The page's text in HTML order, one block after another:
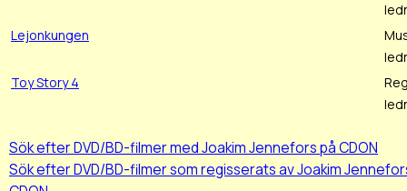
Lejonkungen
Toy Story 4
Sök efter DVD/BD-filmer med Joakim Jennefors på CDON
Sök efter DVD/BD-filmer som regisserats av Joakim